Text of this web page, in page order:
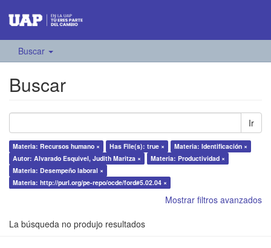
Buscar
Buscar
Ir
Materia: Recursos humano × Has File(s): true ×
Materia: Identificación ×
Autor: Alvarado Esquivel, Judith Maritza ×
Materia: Productividad ×
Materia: Desempeño laboral ×
Materia: http://purl.org/pe-repo/ocde/ford#5.02.04 ×
Mostrar filtros avanzados
La búsqueda no produjo resultados